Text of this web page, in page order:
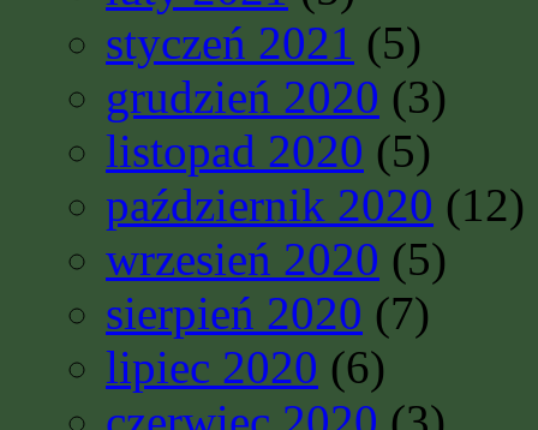
styczeń 2021 (5)
grudzień 2020 (3)
listopad 2020 (5)
październik 2020 (12)
wrzesień 2020 (5)
sierpień 2020 (7)
lipiec 2020 (6)